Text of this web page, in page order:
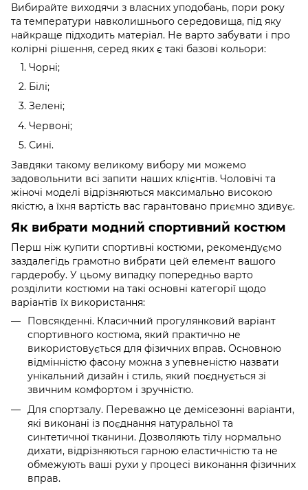
Вибирайте виходячи з власних уподобань, пори року
та температури навколишнього середовища, під яку
найкраще підходить матеріал. Не варто забувати і про
колірні рішення, серед яких є такі базові кольори:
Чорні;
Білі;
Зелені;
Червоні;
Сині.
Завдяки такому великому вибору ми можемо
задовольнити всі запити наших клієнтів. Чоловічі та
жіночі моделі відрізняються максимально високою
якістю, а їхня вартість вас гарантовано приємно здивує.
Як вибрати модний спортивний костюм
Перш ніж купити спортивні костюми, рекомендуємо
заздалегідь грамотно вибрати цей елемент вашого
гардеробу. У цьому випадку попередньо варто
розділити костюми на такі основні категорії щодо
варіантів їх використання:
Повсякденні. Класичний прогулянковий варіант
спортивного костюма, який практично не
використовується для фізичних вправ. Основною
відмінністю фасону можна з упевненістю назвати
унікальний дизайн і стиль, який поєднується зі
звичним комфортом і зручністю.
Для спортзалу. Переважно це демісезонні варіанти,
які виконані із поєднання натуральної та
синтетичної тканини. Дозволяють тілу нормально
дихати, відрізняються гарною еластичністю та не
обмежують ваші рухи у процесі виконання фізичних
вправ.